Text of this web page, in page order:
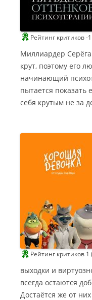
Рейтинг критиков -
Миллиардер Серёга
крут, поэтому его
начинающий
пытается
себя крутым не за
Рейтинг критиков 1
выходки и
всегда остаются
Достаётся же от